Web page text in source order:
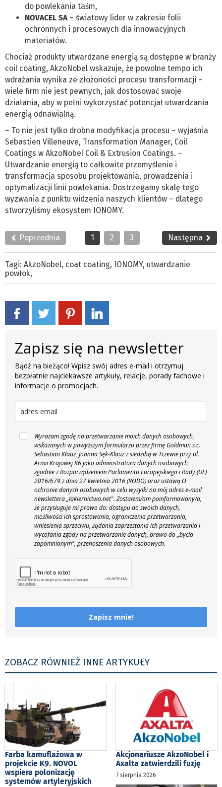
do powlekania taśm,
NOVACEL SA– światowy lider w zakresie folii
ochronnych i procesowych dla innowacyjnych
materiałów.
Chociaż produkty utwardzane energią są dostępne w branży
coil coating, AkzoNobel wskazuje, że powolne tempo ich
wdrażania wynika ze złożoności procesu transformacji –
wiele firm nie jest pewnych, jak dostosować swoje
działania, aby w pełni wykorzystać potencjał utwardzania
energią odnawialną.
– To nie jest tylko drobna modyfikacja procesu – wyjaśnia
Sebastien Villeneuve, Transformation Manager, Coil
Coatings w AkzoNobel Coil & Extrusion Coatings. –
Utwardzanie energią to całkowite przemyślenie i
transformacja sposobu projektowania, prowadzenia i
optymalizacji linii powlekania. Dostrzegamy skalę tego
wyzwania z punktu widzenia naszych klientów – dlatego
stworzyliśmy ekosystem IONOMY.
Poprzednia 1 2 3 Następna
Tagi: AkzoNobel, coat coating, IONOMY, utwardzanie
powłok,
Zapisz się na newsletter
Bądź na bieżąco! Wpisz swój adres e-mail i otrzymuj
bezpłatnie najciekawsze artykuły, relacje, porady fachowe i
informacje o promocjach.
Wyrażam zgodę na przetwarzanie moich danych osobowych,
wskazanych w powyższym formularzu przez firmę Goldman s.c.
Sebastian Klauz, Joanna Sęk-Klauz z siedzibą w Tczewie przy ul.
Armii Krajowej 86 jako administratora danych osobowych,
zgodnie z Rozporządzeniem Parlamentu Europejskiego i Rady (UE)
2016/679 z dnia 27 kwietnia 2016 (RODO) oraz ustawą O
ochronie danych osobowych w celu wysyłki na mój adres e-mail
newslettera „lakiernictwo.net". Zostałem/am poinformowany/a,
że przysługuje mi prawo do: dostępu do swoich danych,
możliwości ich sprostowania, ograniczenia przetwarzania,
wniesienia sprzeciwu, żądania zaprzestania ich przetwarzania i
wycofania zgody na przetwarzanie danych, prawo do „bycia
zapomnianym", przenoszenia danych osobowych.
Zapisz mnie!
ZOBACZ RÓWNIEŻ INNE ARTYKUŁY
Farba kamuflażowa w
projekcie K9. NOVOL
wspiera polonizację
systemów artyleryjskich
Akcjonariusze AkzoNobel i
Axalta zatwierdzili fuzję
7 sierpnia 2026